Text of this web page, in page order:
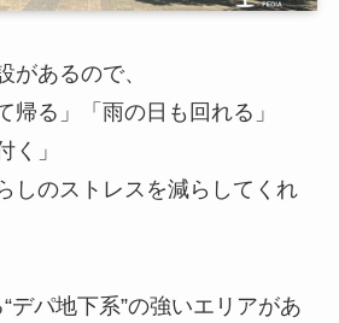
があるので、
帰る」「雨の日も回れる」
く」
しのストレスを減らしてくれ
デパ地下系”の強いエリアがあ